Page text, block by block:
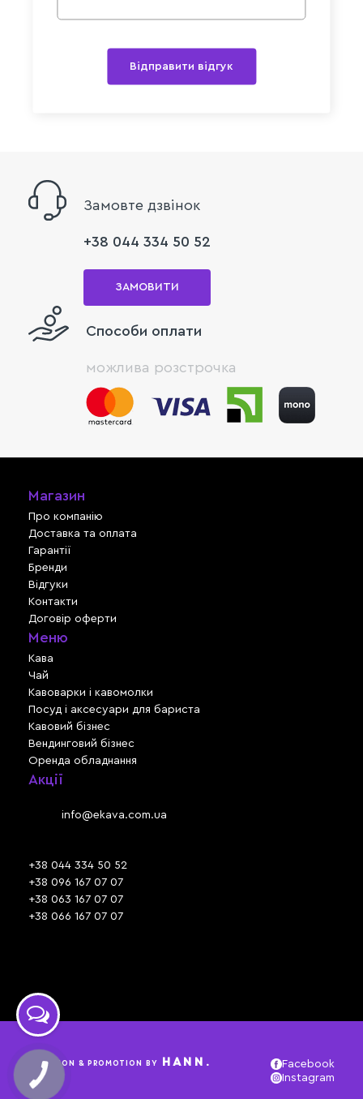
Відправити відгук
Замовте дзвінок
+38 044 334 50 52
ЗАМОВИТИ
Способи оплати
можлива розстрочка
Магазин
Про компанію
Доставка та оплата
Гарантії
Бренди
Відгуки
Контакти
Договір оферти
Меню
Кава
Чай
Кавоварки і кавомолки
Посуд і аксесуари для бариста
Кавовий бізнес
Вендинговий бізнес
Оренда обладнання
Акції
info@ekava.com.ua
+38 044 334 50 52
+38 096 167 07 07
+38 063 167 07 07
+38 066 167 07 07
CREATION & PROMOTION BY HANN.
Facebook
Instagram
КНОПКА
ЗВ'ЯЗКУ